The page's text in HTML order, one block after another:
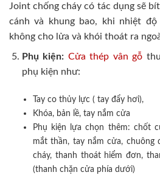
Joint chống cháy có tác dụng sẽ
cánh và khung bao, khi nhiệt
không cho lửa và khói thoát ra
Phụ kiện: Cửa thép vân gỗ
phụ kiện như:
Tay co thủy lực ( tay đẩy hơi),
Khóa, bản lề, tay nắm cửa
Phụ kiện lựa chọn thêm: chốt
mắt thần, tay nắm cửa, chuông
cháy, thanh thoát hiểm đơn,
(thanh chặn cửa phía dưới)